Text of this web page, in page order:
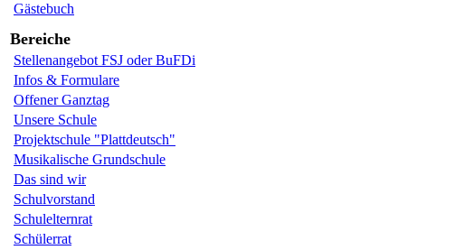
Gästebuch
Bereiche
Stellenangebot FSJ oder BuFDi
Infos & Formulare
Offener Ganztag
Unsere Schule
Projektschule "Plattdeutsch"
Musikalische Grundschule
Das sind wir
Schulvorstand
Schulelternrat
Schülerrat